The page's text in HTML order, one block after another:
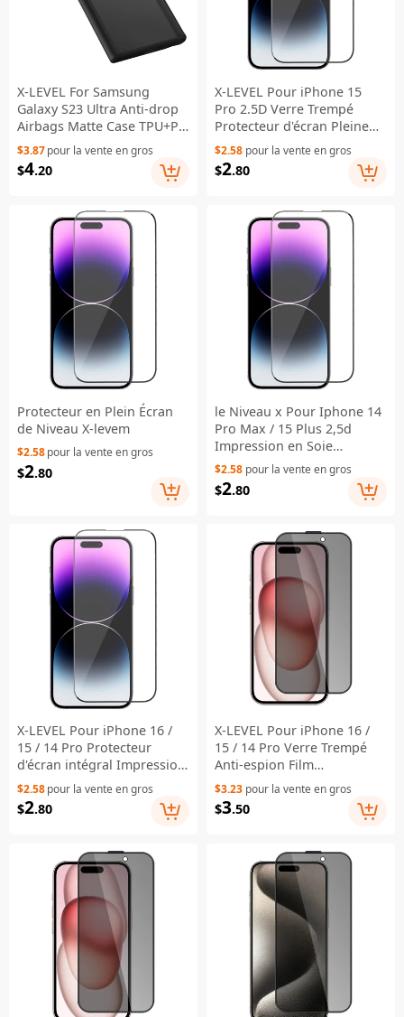
X-LEVEL For Samsung
Galaxy S23 Ultra Anti-drop
Airbags Matte Case TPU+PC
Phone Cover - Black
$3.87pour la vente en gros
$4.20
X-LEVEL Pour iPhone 15
Pro 2.5D Verre Trempé
Protecteur d'écran Pleine
Couverture Impression Soie
Transparente Pellicule Colle
Complète
$2.58 pour la vente en gros
$2.80
Protecteur en Plein Écran
de Niveau X-levem
$2.58pour la vente en gros
$2.80
le Niveau x Pour Iphone 14
Pro Max / 15 Plus 2,5d
Impression en Soie
Protecteur en Plein Écran
Film en Verre Trempé de
Colle Pleine
$2.58 pour la vente en gros
$2.80
X-LEVEL Pour iPhone 16 /
15 / 14 Pro Protecteur
d'écran intégral Impression
soie Colle complète Verre
trempé 2.5D
$2.58pour la vente en gros
$2.80
X-LEVEL Pour iPhone 16 /
15 / 14 Pro Verre Trempé
Anti-espion Film
Impression Soie 2.5D Pleine
Colle Protecteur d'Écran
Intégral
$3.23 pour la vente en gros
$3.50